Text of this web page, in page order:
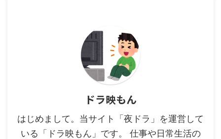
ドラ映もん
はじめまして。当サイト「夜ドラ」を運営して
いる「ドラ映もん」です。 仕事や日常生活の